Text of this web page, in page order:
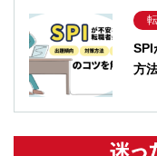
SPI
方